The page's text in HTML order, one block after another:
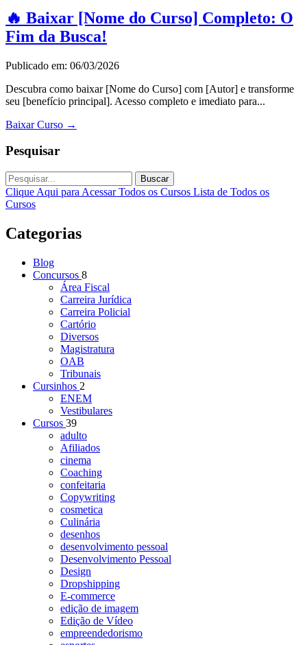
🔥 Baixar [Nome do Curso] Completo: O
Fim da Busca!
Publicado em: 06/03/2026
Descubra como baixar [Nome do Curso] com [Autor] e transforme
seu [benefício principal]. Acesso completo e imediato para...
Baixar Curso →
Pesquisar
Buscar
Clique Aqui para Acessar Todos os Cursos Lista de Todos os
Cursos
Categorias
Blog
Concursos 8
Área Fiscal
Carreira Jurídica
Carreira Policial
Cartório
Diversos
Magistratura
OAB
Tribunais
Cursinhos 2
ENEM
Vestibulares
Cursos 39
adulto
Afiliados
cinema
Coaching
confeitaria
Copywriting
cosmetica
Culinária
desenhos
desenvolvimento pessoal
Desenvolvimento Pessoal
Design
Dropshipping
E-commerce
edição de imagem
Edição de Vídeo
empreendedorismo